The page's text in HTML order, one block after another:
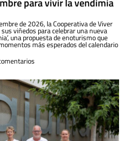
de 2026, la Cooperativa de Viver
viñedos para celebrar una nueva
una propuesta de enoturismo que
más esperados del calendario